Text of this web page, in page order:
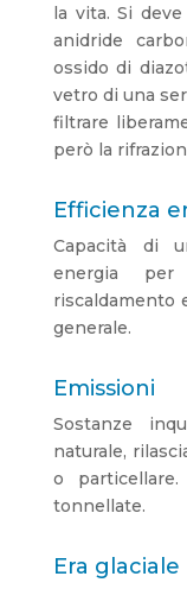
la vita. Si
anidride
ossido di
vetro di una
filtrare
però la
Efficienza
Capacità di
energia
riscaldamento
generale.
Emissioni
Sostanze
naturale,
o
tonnellate.
Era glaciale